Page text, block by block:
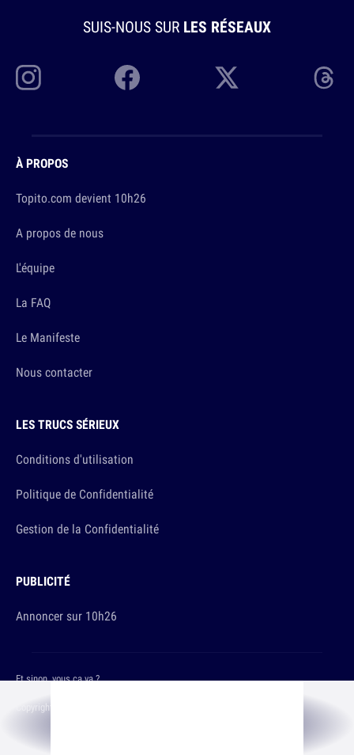
SUIS-NOUS SUR LES RÉSEAUX
À PROPOS
Topito.com devient 10h26
A propos de nous
L'équipe
La FAQ
Le Manifeste
Nous contacter
LES TRUCS SÉRIEUX
Conditions d'utilisation
Politique de Confidentialité
Gestion de la Confidentialité
PUBLICITÉ
Annoncer sur 10h26
Copyright © 2026 The Original Publishing Studio
Et sinon, vous ça va ?